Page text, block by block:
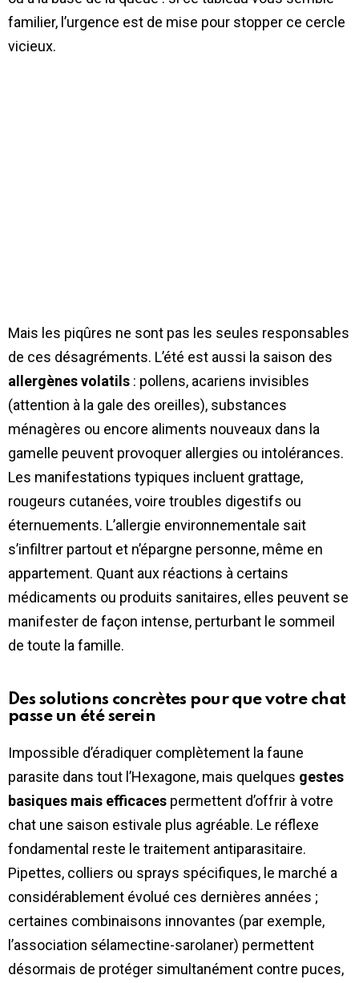
familier, l’urgence est de mise pour stopper ce cercle
vicieux.
Mais les piqûres ne sont pas les seules responsables
de ces désagréments. L’été est aussi la saison des
allergènes volatils : pollens, acariens invisibles
(attention à la gale des oreilles), substances
ménagères ou encore aliments nouveaux dans la
gamelle peuvent provoquer allergies ou intolérances.
Les manifestations typiques incluent grattage,
rougeurs cutanées, voire troubles digestifs ou
éternuements. L’allergie environnementale sait
s’infiltrer partout et n’épargne personne, même en
appartement. Quant aux réactions à certains
médicaments ou produits sanitaires, elles peuvent se
manifester de façon intense, perturbant le sommeil
de toute la famille.
Des solutions concrètes pour que votre chat
passe un été serein
Impossible d’éradiquer complètement la faune
parasite dans tout l’Hexagone, mais quelques gestes
basiques mais efficaces permettent d’offrir à votre
chat une saison estivale plus agréable. Le réflexe
fondamental reste le traitement antiparasitaire.
Pipettes, colliers ou sprays spécifiques, le marché a
considérablement évolué ces dernières années ;
certaines combinaisons innovantes (par exemple,
l’association sélamectine-sarolaner) permettent
désormais de protéger simultanément contre puces,